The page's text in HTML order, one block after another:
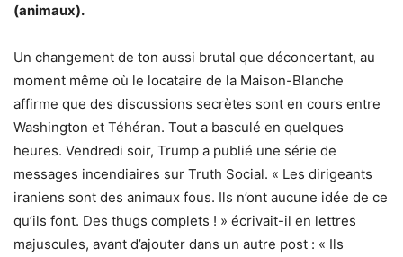
(animaux).
Un changement de ton aussi brutal que déconcertant, au
moment même où le locataire de la Maison-Blanche
affirme que des discussions secrètes sont en cours entre
Washington et Téhéran. Tout a basculé en quelques
heures. Vendredi soir, Trump a publié une série de
messages incendiaires sur Truth Social. « Les dirigeants
iraniens sont des animaux fous. Ils n’ont aucune idée de ce
qu’ils font. Des thugs complets ! » écrivait-il en lettres
majuscules, avant d’ajouter dans un autre post : « Ils